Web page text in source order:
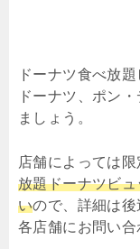
ドーナツ食べ放
ドーナツ、ポン
ましょう。
店舗によっては
放題ドーナツビ
いので、詳細は
各店舗にお問い合